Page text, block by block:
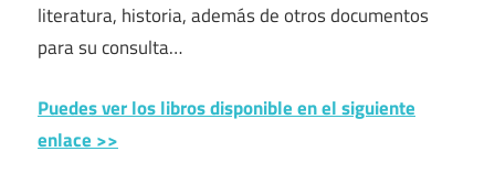
literatura, historia, además de otros documentos
para su consulta…
Puedes ver los libros disponible en el siguiente
enlace >>